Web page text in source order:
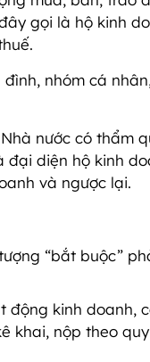
gọi là hộ kinh
nhóm cá
nước có thẩm
đại diện hộ kinh
và ngược lại.
“bắt buộc”
động kinh doanh,
khai, nộp theo